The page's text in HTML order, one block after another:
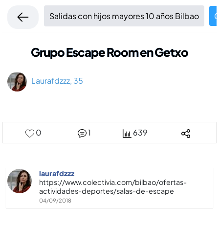
Salidas con hijos mayores 10 años Bilbao
Grupo Escape Room en Getxo
Laurafdzzz, 35
0 1 639
laurafdzzz
https://www.colectivia.com/bilbao/ofertas-
actividades-deportes/salas-de-escape
04/09/2018